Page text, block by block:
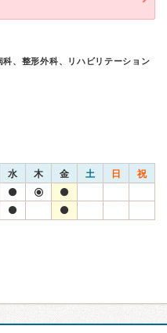
、整形外科、リハビリテーション
水 木 金 土 日 祝